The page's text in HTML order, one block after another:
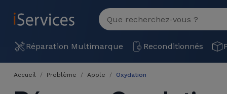
Réparation Multimarque Reconditionnés
MENU
Réparation
Différentes
Voir
Accueil Problème Apple Oxydation